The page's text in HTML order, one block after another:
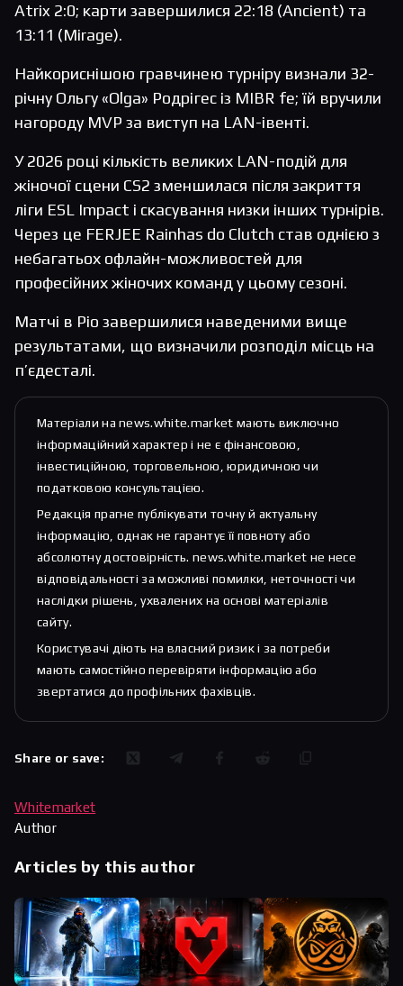
Atrix 2:0; карти завершилися 22:18 (Ancient) та
13:11 (Mirage).
Найкориснішою гравчинею турніру визнали 32-
річну Ольгу «Olga» Родрігес із MIBR fe; їй вручили
нагороду MVP за виступ на LAN-івенті.
У 2026 році кількість великих LAN-подій для
жіночої сцени CS2 зменшилася після закриття
ліги ESL Impact і скасування низки інших турнірів.
Через це FERJEE Rainhas do Clutch став однією з
небагатьох офлайн-можливостей для
професійних жіночих команд у цьому сезоні.
Матчі в Ріо завершилися наведеними вище
результатами, що визначили розподіл місць на
п’єдесталі.
Матеріали на news.white.market мають виключно
інформаційний характер і не є фінансовою,
інвестиційною, торговельною, юридичною чи
податковою консультацією.
Редакція прагне публікувати точну й актуальну
інформацію, однак не гарантує її повноту або
абсолютну достовірність. news.white.market не несе
відповідальності за можливі помилки, неточності чи
наслідки рішень, ухвалених на основі матеріалів
сайту.
Користувачі діють на власний ризик і за потреби
мають самостійно перевіряти інформацію або
звертатися до профільних фахівців.
Share or save:
Whitemarket
Author
Articles by this author